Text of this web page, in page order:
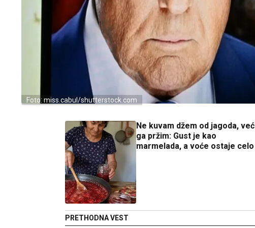
Foto: miss.cabul/shutterstock.com
Ne kuvam džem od jagoda, već
ga pržim: Gust je kao
marmelada, a voće ostaje celo
PRETHODNA VEST